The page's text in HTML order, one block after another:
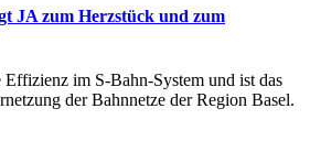
JA zum Herzstück und zum
im S-Bahn-System und ist das
der Bahnnetze der Region Basel.